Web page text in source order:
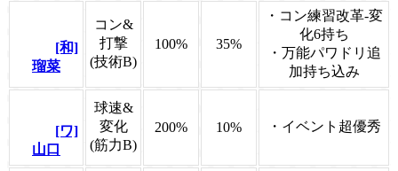
[和]
瑠菜
コン&
打撃
(技術B)
100% 35%
・コン練習改革-変
化6持ち
・万能パワドリ追
加持ち込み
[ワ]
山口
球速&
変化
(筋力B)
200% 10% ・イベント超優秀